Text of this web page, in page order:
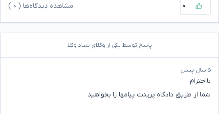
۰ مشاهده دیدگاه‌ها ( ۰
پاسخ توسط یکی از وکلای بنیاد وکلا
۵ سال پیش
بااحترام
شما از طریق دادگاه پرینت پیامها را بخواهید